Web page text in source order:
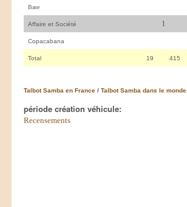
Base
Affaire et Société 1
Copacabana
Total 19 415
Talbot Samba en France /Talbot Samba dans le monde
période création véhicule:
Recensements